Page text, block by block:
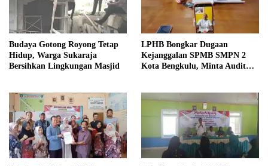
Budaya Gotong Royong Tetap
Hidup, Warga Sukaraja
Bersihkan Lingkungan Masjid
LPHB Bongkar Dugaan
Kejanggalan SPMB SMPN 2
Kota Bengkulu, Minta Audit